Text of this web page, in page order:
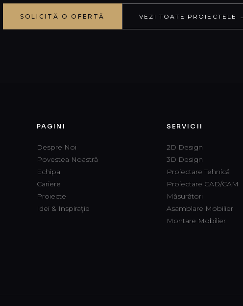
SOLICITĂ O OFERTĂ VEZI TOATE PROIECTELE
PAGINI
Despre Noi
Povestea Noastră
Echipa
Cariere
Proiecte
Idei & Inspirație
SERVICII
2D Design
3D Design
Proiectare Tehnică
Proiectare CAD/CAM
Măsurători
Asamblare Mobilier
Montare Mobilier